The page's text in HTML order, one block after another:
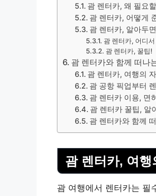
괌 렌터카, 왜 필요
괌 렌터카, 어떻게
괌 렌터카, 알아두
괌 렌터카, 어디
괌 렌터카, 꿀팁!
괌 렌터카와 함께 떠나
괌 렌터카, 여행의
괌 공항 픽업부터
괌 렌터카 이용, 면
괌 렌터카 꿀팁, 알
괌 렌터카와 함께
괌 렌터카, 여
괌 여행에서 렌터카는 필